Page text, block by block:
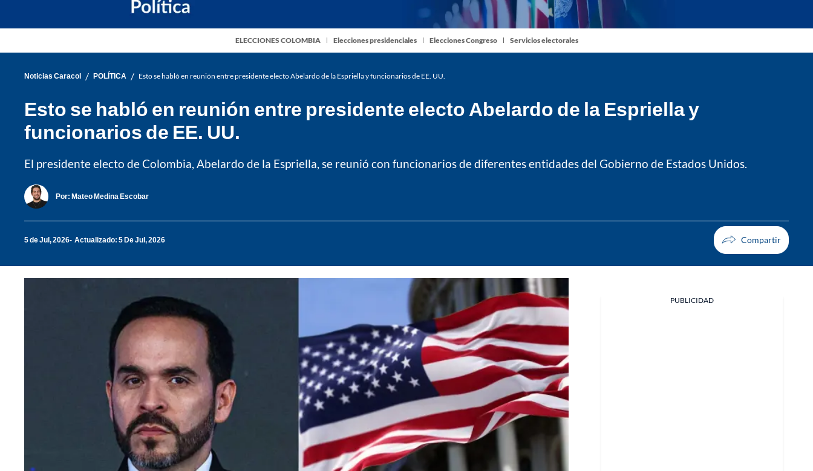
ELECCIONES COLOMBIA Elecciones presidenciales Elecciones Congreso Servicios electorales
Noticias Caracol / POLÍTICA / Esto se habló en reunión entre presidente electo Abelardo de la Espriella y funcionarios de EE. UU.
Esto se habló en reunión entre presidente electo Abelardo de la Espriella y
funcionarios de EE. UU.
El presidente electo de Colombia, Abelardo de la Espriella, se reunió con funcionarios de diferentes entidades del Gobierno de Estados Unidos.
Por: Mateo Medina Escobar
5 de Jul, 2026 Actualizado: 5 De Jul, 2026
PUBLICIDAD